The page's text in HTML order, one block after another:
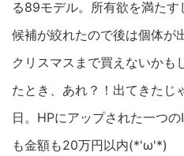
る89モデル。所有欲を満たす
候補が絞れたので後は個体が
クリスマスまで買えないかも
たとき、あれ？！出てきたじ
日。HPにアップされた一つ
も金額も20万円以内(*'ω'*)